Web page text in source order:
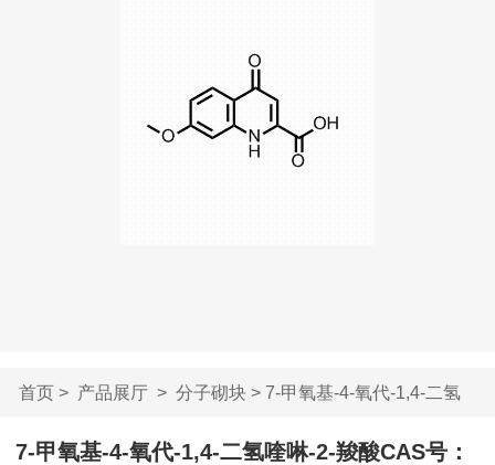
首页> 产品展厅> 分子砌块> 7-甲氧基-4-氧代-1,4-二氢
喹啉...
7-甲氧基-4-氧代-1,4-二氢喹啉-2-羧酸CAS号：